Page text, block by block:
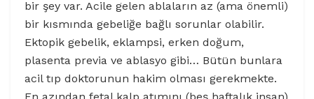
bir şey var. Acile gelen ablaların az (ama önemli)
bir kısmında gebeliğe bağlı sorunlar olabilir.
Ektopik gebelik, eklampsi, erken doğum,
plasenta previa ve ablasyo gibi… Bütün bunlara
acil tıp doktorunun hakim olması gerekmekte.